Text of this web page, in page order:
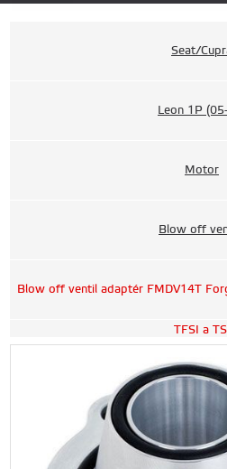
Seat/
Leon 1P
Motor
Blow off
Blow off ventil adaptér FMDV14T
TFSI a